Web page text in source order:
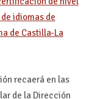
idiomas de
de Castilla-La
recaerá en las
de la Dirección